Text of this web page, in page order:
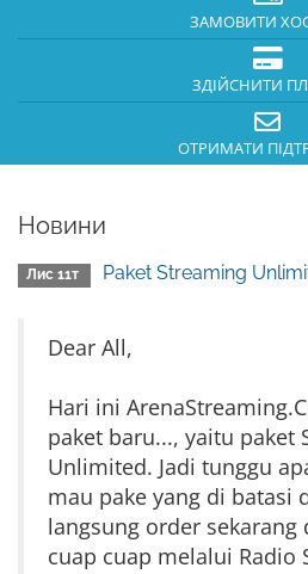
ЗАМОВИТИ
ЗДІЙСНИТИ
ОТРИМАТИ
Новини
Лис 11т Paket Streaming
Dear All,
Hari ini
paket baru..., yaitu paket
Unlimited. Jadi tunggu
mau pake yang di batasi
langsung order sekarang
cuap cuap melalui Radio